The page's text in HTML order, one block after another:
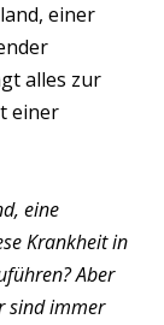
einer
alles zur
einer
eine
Krankheit in
Aber
sind immer